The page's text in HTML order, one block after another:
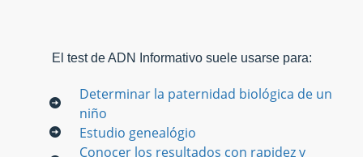
El test de ADN Informativo suele usarse para:
Determinar la paternidad biológica de un
niño
Estudio genealógio
Conocer los resultados con rapidez y